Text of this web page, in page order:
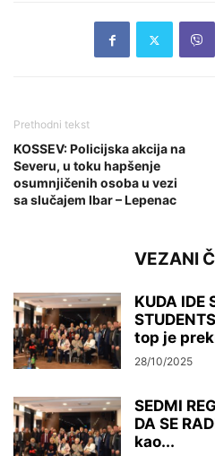
Prethodni tekst
KOSSEV: Policijska akcija na
Severu, u toku hapšenje
osumnjičenih osoba u vezi
sa slučajem Ibar – Lepenac
VEZANI
KUDA IDE
top je
28/10/2025
SEDMI
DA SE
kao...